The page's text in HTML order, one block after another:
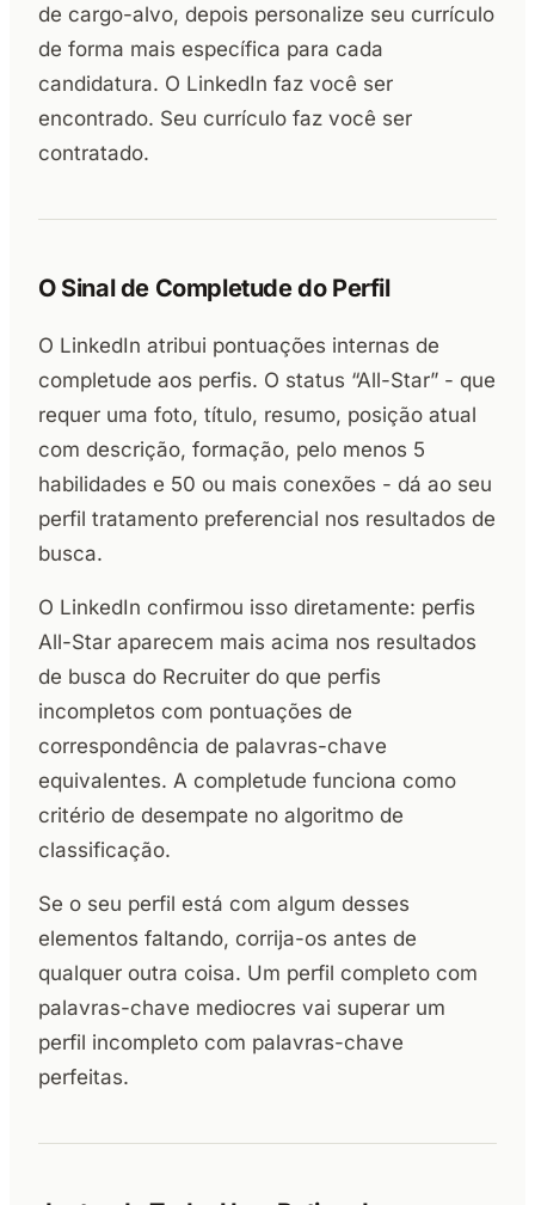
de cargo-alvo, depois personalize seu currículo
de forma mais específica para cada
candidatura. O LinkedIn faz você ser
encontrado. Seu currículo faz você ser
contratado.
O Sinal de Completude do Perfil
O LinkedIn atribui pontuações internas de
completude aos perfis. O status “All-Star” - que
requer uma foto, título, resumo, posição atual
com descrição, formação, pelo menos 5
habilidades e 50 ou mais conexões - dá ao seu
perfil tratamento preferencial nos resultados de
busca.
O LinkedIn confirmou isso diretamente: perfis
All-Star aparecem mais acima nos resultados
de busca do Recruiter do que perfis
incompletos com pontuações de
correspondência de palavras-chave
equivalentes. A completude funciona como
critério de desempate no algoritmo de
classificação.
Se o seu perfil está com algum desses
elementos faltando, corrija-os antes de
qualquer outra coisa. Um perfil completo com
palavras-chave mediocres vai superar um
perfil incompleto com palavras-chave
perfeitas.